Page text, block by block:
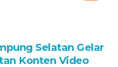
Selatan Gelar
Konten Video